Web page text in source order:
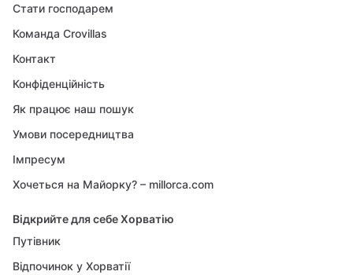
Стати господарем
Команда Crovillas
Контакт
Конфіденційність
Як працює наш пошук
Умови посередництва
Імпресум
Хочеться на Майорку? – millorca.com
Відкрийте для себе Хорватію
Путівник
Відпочинок у Хорватії